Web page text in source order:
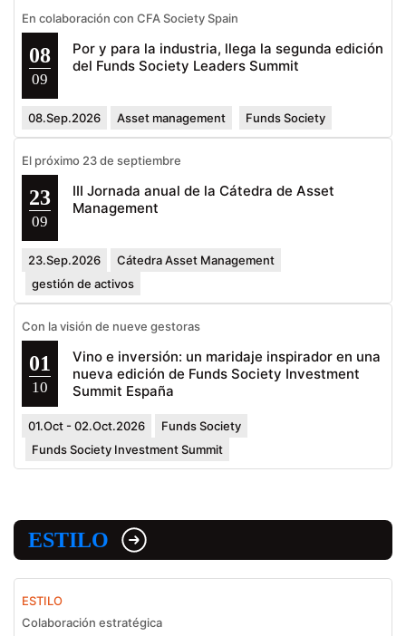
En colaboración con CFA Society Spain
08
09
Por y para la industria, llega la segunda edición
del Funds Society Leaders Summit
08.Sep.2026 Asset management Funds Society
El próximo 23 de septiembre
23
09
III Jornada anual de la Cátedra de Asset
Management
23.Sep.2026
Cátedra Asset Management
gestión de activos
Con la visión de nueve gestoras
01
10
Vino e inversión: un maridaje inspirador en una
nueva edición de Funds Society Investment
Summit España
01.Oct - 02.Oct.2026
Funds Society
Funds Society Investment Summit
ESTILO
ESTILO
Colaboración estratégica